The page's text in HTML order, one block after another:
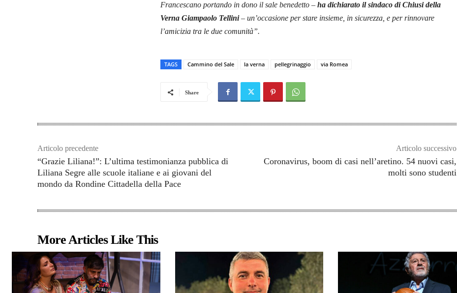
Francescano portando in dono il sale benedetto – ha dichiarato il sindaco di Chiusi della
Verna Giampaolo Tellini– un’occasione per stare insieme, in sicurezza, e per rinnovare
l’amicizia tra le due comunità”.
TAGS Cammino del Sale la verna pellegrinaggio via Romea
Share
Articolo precedente
“Grazie Liliana!”: L’ultima testimonianza pubblica di
Liliana Segre alle scuole italiane e ai giovani del
mondo da Rondine Cittadella della Pace
Articolo successivo
Coronavirus, boom di casi nell’aretino. 54 nuovi casi,
molti sono studenti
More Articles Like This